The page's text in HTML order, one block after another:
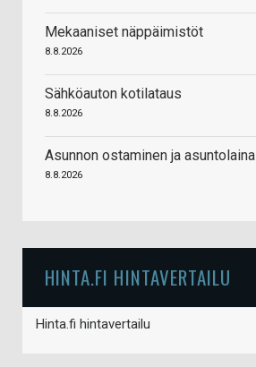
Mekaaniset näppäimistöt
8.8.2026
Sähköauton kotilataus
8.8.2026
Asunnon ostaminen ja asuntolaina
8.8.2026
HINTA.FI HINTAVERTAILU
Hinta.fi hintavertailu